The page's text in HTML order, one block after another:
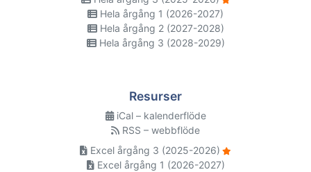
Hela årgång 1 (2026-2027)
Hela årgång 2 (2027-2028)
Hela årgång 3 (2028-2029)
Resurser
iCal – kalenderflöde
RSS – webbflöde
Excel årgång 3 (2025-2026)
Excel årgång 1 (2026-2027)